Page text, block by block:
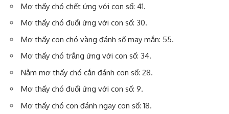
Mơ thấy chó chết ứng với con số: 41.
Mơ thấy chó đuổi ứng với con số: 30.
Mơ thấy con chó vàng đánh số may mắn: 55.
Mơ thấy chó trắng ứng với con số: 34.
Nằm mơ thấy chó cắn đánh con số: 28.
Mơ thấy chó đuổi ứng với con số: 9.
Mơ thấy chó con đánh ngay con số: 18.